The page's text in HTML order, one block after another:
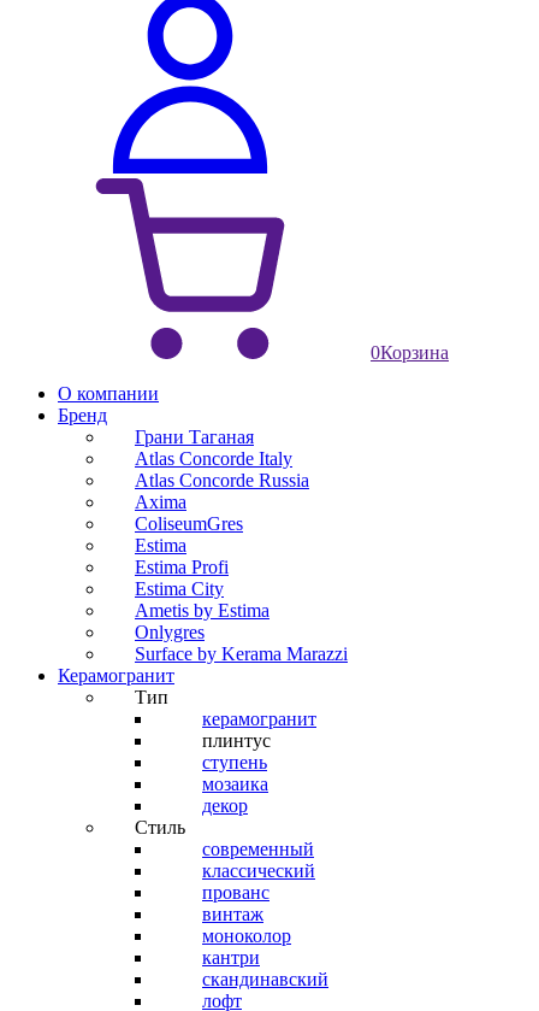
0Корзина
О компании
Бренд
Грани Таганая
Atlas Concorde Italy
Atlas Concorde Russia
Axima
ColiseumGres
Estima
Estima Profi
Estima City
Ametis by Estima
Onlygres
Surface by Kerama Marazzi
Керамогранит
Тип
керамогранит
плинтус
ступень
мозаика
декор
Стиль
современный
классический
прованс
винтаж
моноколор
кантри
скандинавский
лофт